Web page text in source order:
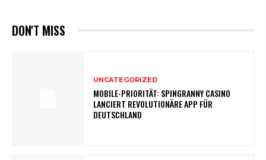
DON'T MISS
UNCATEGORIZED
MOBILE-PRIORITÄT: SPINGRANNY CASINO
LANCIERT REVOLUTIONÄRE APP FÜR
DEUTSCHLAND